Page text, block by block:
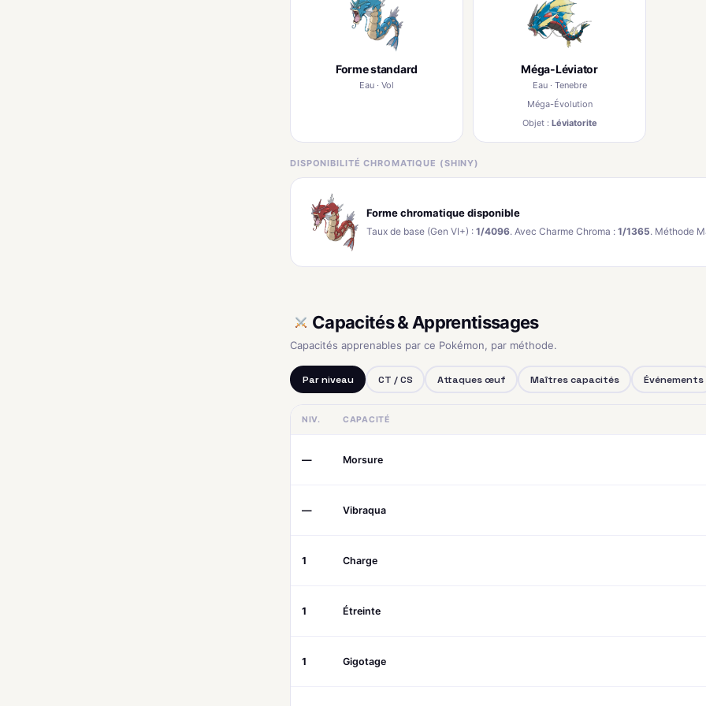
Forme standard
Eau · Vol
Méga-Léviator
Eau · Tenebre
Méga-Évolution
Objet : Léviatorite
DISPONIBILITÉ CHROMATIQUE (SHINY)
Forme chromatique disponible
Taux de base (Gen VI+) : 1/4096. Avec Charme Chroma : 1/1365. Méthode
Capacités & Apprentissages
Capacités apprenables par ce Pokémon, par méthode.
Par niveau CT / CS Attaques œuf Maîtres capacités Événements
NIV. CAPACITÉ
— Morsure
— Vibraqua
1 Charge
1 Étreinte
1 Gigotage